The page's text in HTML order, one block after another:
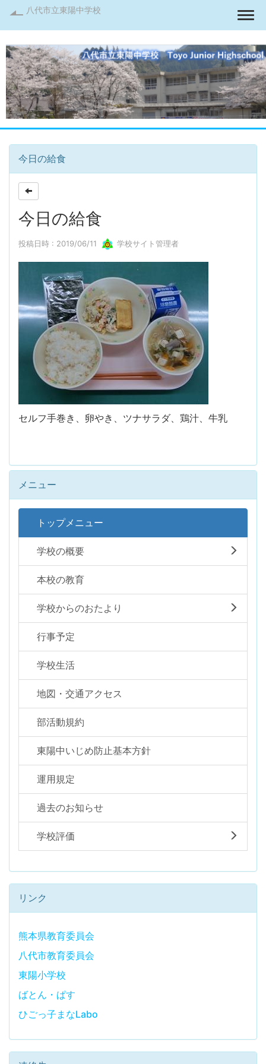
八代市立東陽中学校
今日の給食
今日の給食
投稿日時 : 2019/06/11 学校サイト管理者
セルフ手巻き、卵やき、ツナサラダ、鶏汁、牛乳
メニュー
トップメニュー
学校の概要
本校の教育
学校からのおたより
行事予定
学校生活
地図・交通アクセス
部活動規約
東陽中いじめ防止基本方針
運用規定
過去のお知らせ
学校評価
リンク
熊本県教育委員会
八代市教育委員会
東陽小学校
ばとん・ぱす
ひごっ子まなLabo